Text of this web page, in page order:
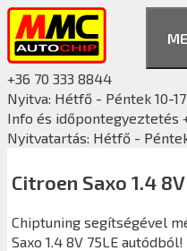
Kilépés
tartalomba
+36 70 333 8844
Nyitva: Hétfő - Péntek 10-
Info és időpontegyeztetés
Nyitvatartás: Hétfő - Péntek
Citroen Saxo 1.4
Chiptuning segítségével
Saxo 1.4 8V 75LE autódból!